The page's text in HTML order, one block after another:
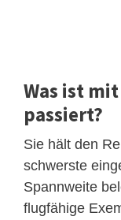
Was ist
passiert?
Sie hält den
schwerste
Spannweite
flugfähige